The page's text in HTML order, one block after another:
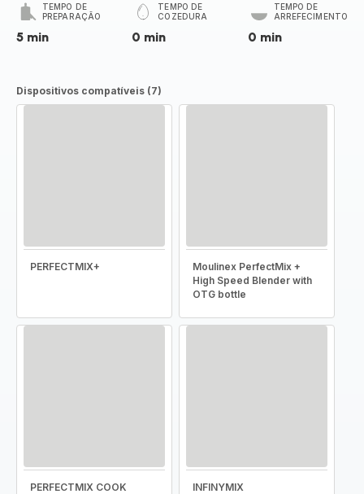
TEMPO DE
PREPARAÇÃO
5 min
TEMPO DE
COZEDURA
0 min
TEMPO DE
ARREFECIMENTO
0 min
Dispositivos compatíveis (7)
PERFECTMIX+
Moulinex PerfectMix +
High Speed Blender with
OTG bottle
PERFECTMIX COOK INFINYMIX